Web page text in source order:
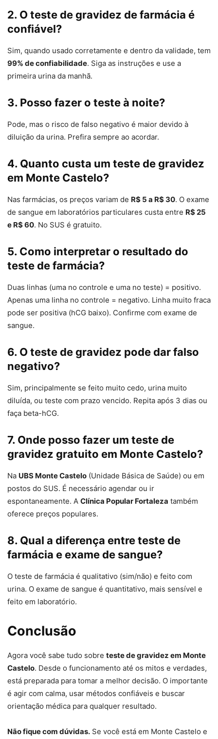
2. O teste de gravidez de farmácia é
confiável?
Sim, quando usado corretamente e dentro da validade, tem
99% de confiabilidade. Siga as instruções e use a
primeira urina da manhã.
3. Posso fazer o teste à noite?
Pode, mas o risco de falso negativo é maior devido à
diluição da urina. Prefira sempre ao acordar.
4. Quanto custa um teste de gravidez
em Monte Castelo?
Nas farmácias, os preços variam de R$ 5 a R$ 30. O exame
de sangue em laboratórios particulares custa entre R$ 25
e R$ 60. No SUS é gratuito.
5. Como interpretar o resultado do
teste de farmácia?
Duas linhas (uma no controle e uma no teste) = positivo.
Apenas uma linha no controle = negativo. Linha muito fraca
pode ser positiva (hCG baixo). Confirme com exame de
sangue.
6. O teste de gravidez pode dar falso
negativo?
Sim, principalmente se feito muito cedo, urina muito
diluída, ou teste com prazo vencido. Repita após 3 dias ou
faça beta-hCG.
7. Onde posso fazer um teste de
gravidez gratuito em Monte Castelo?
Na UBS Monte Castelo (Unidade Básica de Saúde) ou em
postos do SUS. É necessário agendar ou ir
espontaneamente. A Clínica Popular Fortaleza também
oferece preços populares.
8. Qual a diferença entre teste de
farmácia e exame de sangue?
O teste de farmácia é qualitativo (sim/não) e feito com
urina. O exame de sangue é quantitativo, mais sensível e
feito em laboratório.
Conclusão
Agora você sabe tudo sobre teste de gravidez em Monte
Castelo. Desde o funcionamento até os mitos e verdades,
está preparada para tomar a melhor decisão. O importante
é agir com calma, usar métodos confiáveis e buscar
orientação médica para qualquer resultado.
Não fique com dúvidas. Se você está em Monte Castelo e